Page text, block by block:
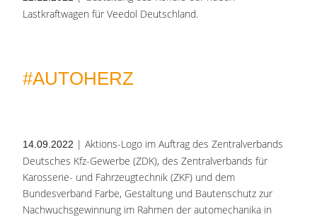
Lastkraftwagen für Veedol Deutschland.
#AUTOHERZ
14.09.2022 | Aktions-Logo im Auftrag des Zentralverbands
Deutsches Kfz-Gewerbe (ZDK), des Zentralverbands für
Karosserie- und Fahrzeugtechnik (ZKF) und dem
Bundesverband Farbe, Gestaltung und Bautenschutz zur
Nachwuchsgewinnung im Rahmen der automechanika in